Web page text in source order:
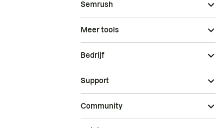
Semrush
Meer tools
Bedrijf
Support
Community